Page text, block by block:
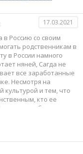
17.03.2021
в Россию со своим
родственникам в
в России намного
няней, Сагда не
все заработанные
Несмотря на
культурой и тем, что
кто ее
по ошибке хоронит
событий
и о выборе